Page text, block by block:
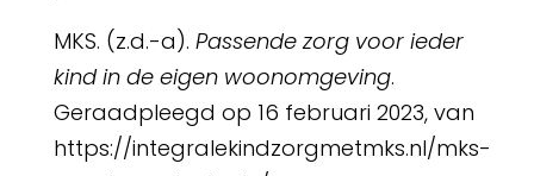
MKS. (z.d.-a). Passende zorg voor ieder
kind in de eigen woonomgeving.
Geraadpleegd op 16 februari 2023, van
https://integralekindzorgmetmks.nl/mks-